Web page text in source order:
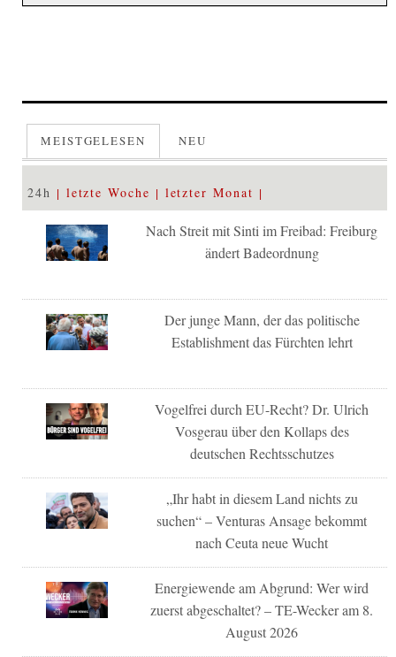
MEISTGELESEN NEU
24h letzte Woche letzter Monat
Nach Streit mit Sinti im Freibad: Freiburg
ändert Badeordnung
Der junge Mann, der das politische
Establishment das Fürchten lehrt
Vogelfrei durch EU-Recht? Dr. Ulrich
Vosgerau über den Kollaps des
deutschen Rechtsschutzes
„Ihr habt in diesem Land nichts zu
suchen“ – Venturas Ansage bekommt
nach Ceuta neue Wucht
Energiewende am Abgrund: Wer wird
zuerst abgeschaltet? – TE-Wecker am 8.
August 2026